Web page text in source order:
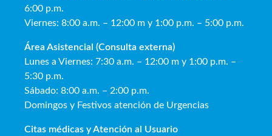
6:00 p.m.
Viernes: 8:00 a.m. – 12:00 m y 1:00 p.m. – 5:00 p.m.
Área Asistencial (Consulta externa)
Lunes a Viernes: 7:30 a.m. – 12:00 m y 1:00 p.m. –
5:30 p.m.
Sábado: 8:00 a.m. – 2:00 p.m.
Domingos y Festivos atención de Urgencias
Citas médicas y Atención al Usuario